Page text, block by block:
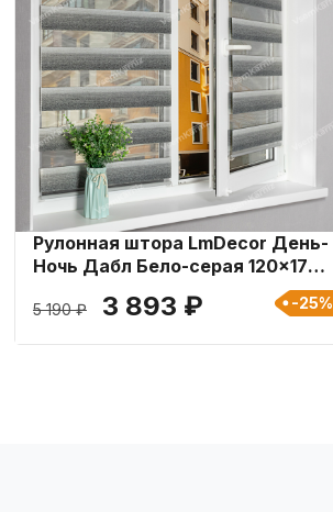
Рулонная штора LmDecor День-
Ночь Дабл Бело-серая 120x170
5 190 ₽ 3 893 ₽ -25%